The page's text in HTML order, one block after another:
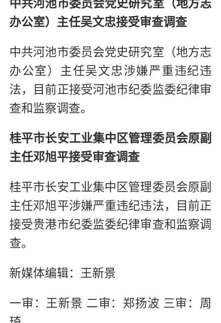
中共河池市委员会党史研究室（地方志
办公室）主任吴文忠接受审查调查
中共河池市委员会党史研究室（地方志
办公室）主任吴文忠涉嫌严重违纪违
法，目前正接受河池市纪委监委纪律审
查和监察调查。
桂平市长安工业集中区管理委员会原副
主任邓旭平接受审查调查
桂平市长安工业集中区管理委员会原副
主任邓旭平涉嫌严重违纪违法，目前正
接受贵港市纪委监委纪律审查和监察调
查。
新媒体编辑：王新景
一审：王新景 二审：郑扬波 三审：周